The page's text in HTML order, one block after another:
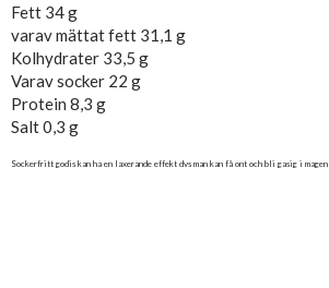
Fett 34 g
varav mättat fett 31,1 g
Kolhydrater 33,5 g
Varav socker 22 g
Protein 8,3 g
Salt 0,3 g
Sockerfritt godis kan ha en laxerande effekt dvs man kan få ont och bli gasig i magen